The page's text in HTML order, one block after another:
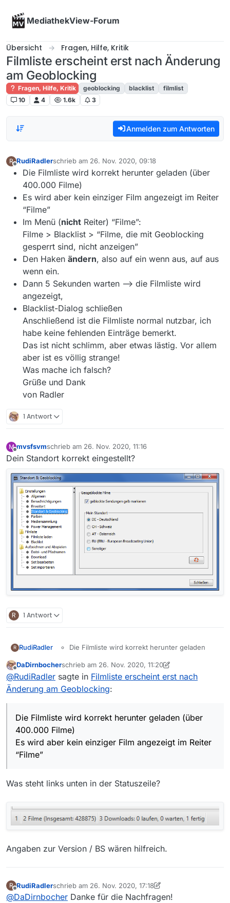
MediathekView-Forum
Übersicht Fragen, Hilfe, Kritik
Filmliste erscheint erst nach Änderung
am Geoblocking
Fragen, Hilfe, Kritik geoblocking blacklist
filmlist
10
4 1.6k 3
Anmelden zum Antworten
R
Offline
RudiRadlerschrieb am 26. Nov. 2020, 09:18
zuletzt editiert von
Die Filmliste wird korrekt herunter geladen (über
400.000 Filme)
Es wird aber kein einziger Film angezeigt im Reiter
“Filme”
Im Menü (nicht Reiter) “Filme”:
Filme > Blacklist > “Filme, die mit Geoblocking
gesperrt sind, nicht anzeigen”
Den Haken ändern, also auf ein wenn aus, auf aus
wenn ein.
Dann 5 Sekunden warten --> die Filmliste wird
angezeigt,
Blacklist-Dialog schließen
Anschließend ist die Filmliste normal nutzbar, ich
habe keine fehlenden Einträge bemerkt.
Das ist nicht schlimm, aber etwas lästig. Vor allem
aber ist es völlig strange!
Was mache ich falsch?
Grüße und Dank
von Radler
1 Antwort
M
Offline
mvsfsvmschrieb am 26. Nov. 2020, 11:16
zuletzt editiert von
Dein Standort korrekt eingestellt?
R 1 Antwort
R RudiRadler
Die Filmliste wird korrekt herunter geladen
Es wird aber kein einziger Film angezeigt im
Reiter “Filme”
Im Menü (nicht
Filme > Blacklist > “Filme, die mit Geoblocking
Den Hakenändern, also auf ein wenn aus, auf
aus wenn ein.
Dann 5 Sekunden warten --> die Filmliste wird
angezeigt,
Das ist nicht schlimm, aber etwas lästig. Vor
Grüße und Dank
von Radler
Offline
DaDirnbocherschrieb am 26. Nov. 2020, 11:20
zuletzt editiert von DaDirnbocher
@RudiRadler sagte in Filmliste erscheint erst nach
Änderung am Geoblocking:
Die Filmliste wird korrekt herunter geladen (über
400.000 Filme)
Es wird aber kein einziger Film angezeigt im Reiter
“Filme”
Was steht links unten in der Statuszeile?
Angaben zur Version / BS wären hilfreich.
R
Offline
RudiRadlerschrieb am 26. Nov. 2020, 17:18
zuletzt editiert von RudiRadler
@DaDirnbocher Danke für die Nachfragen!